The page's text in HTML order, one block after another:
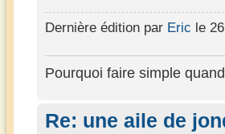
Dernière édition par Eric le
Pourquoi faire simple
Re: une aile de